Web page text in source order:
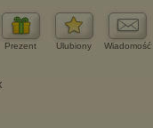
Prezent Ulubiony Wiadomość